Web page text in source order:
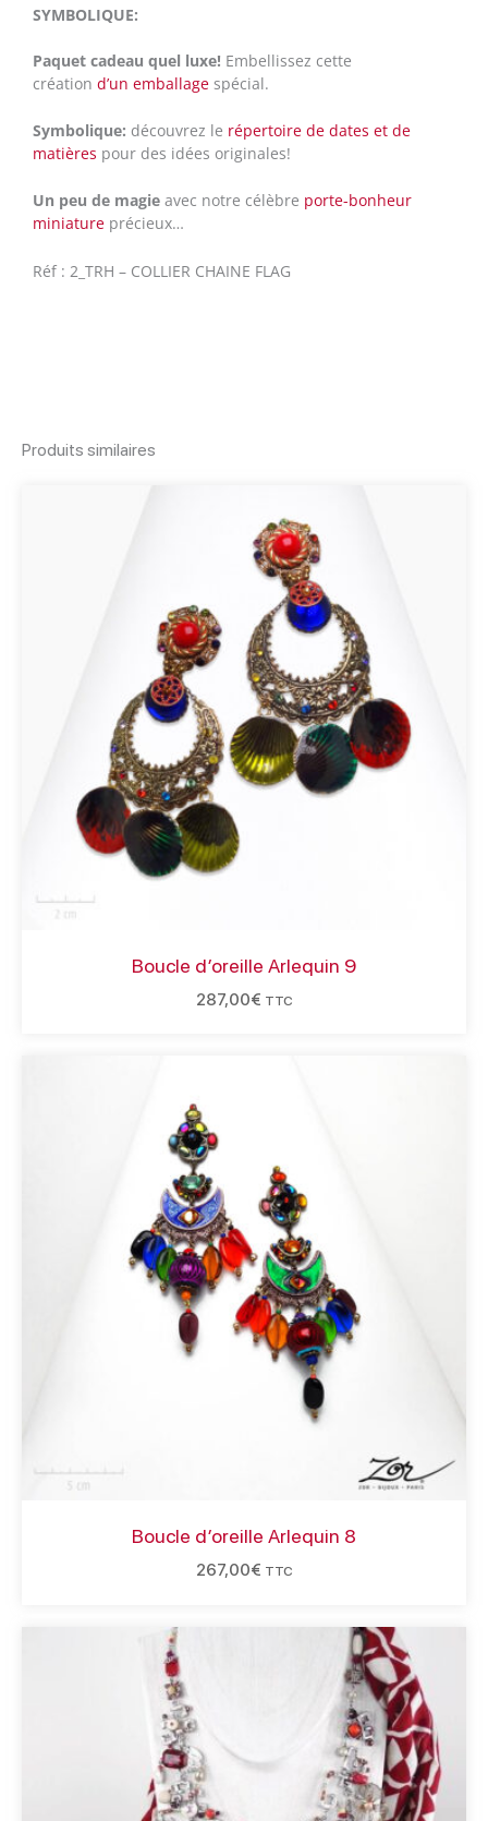
SYMBOLIQUE:
Paquet cadeau quel luxe! Embellissez cette
création d’un emballage spécial.
Symbolique: découvrez le répertoire de dates et de
matières pour des idées originales!
Un peu de magie avec notre célèbre porte-bonheur
miniature précieux…
Réf : 2_TRH – COLLIER CHAINE FLAG
Produits similaires
Boucle d’oreille Arlequin 9
287,00€ TTC
Boucle d’oreille Arlequin 8
267,00€ TTC